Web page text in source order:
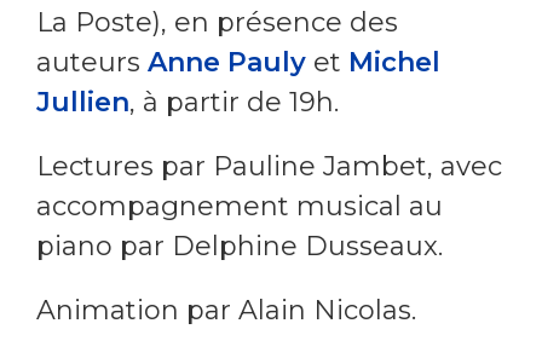
La Poste), en présence des
auteurs Anne Pauly et Michel
Jullien, à partir de 19h.
Lectures par Pauline Jambet, avec
accompagnement musical au
piano par Delphine Dusseaux.
Animation par Alain Nicolas.